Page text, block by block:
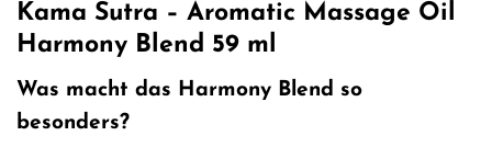
Kama Sutra – Aromatic Massage Oil
Harmony Blend 59 ml
Was macht das Harmony Blend so
besonders?